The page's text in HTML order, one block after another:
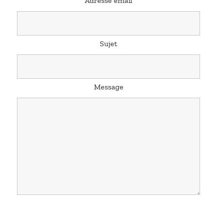
Sujet
Message